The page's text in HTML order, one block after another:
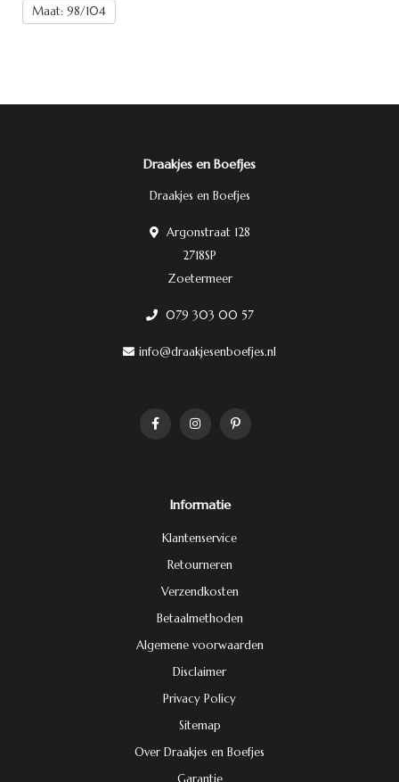
Maat: 98/104
Draakjes en Boefjes
Draakjes en Boefjes
Argonstraat 128
2718SP
Zoetermeer
079 303 00 57
info@draakjesenboefjes.nl
Informatie
Klantenservice
Retourneren
Verzendkosten
Betaalmethoden
Algemene voorwaarden
Disclaimer
Privacy Policy
Sitemap
Over Draakjes en Boefjes
Garantie